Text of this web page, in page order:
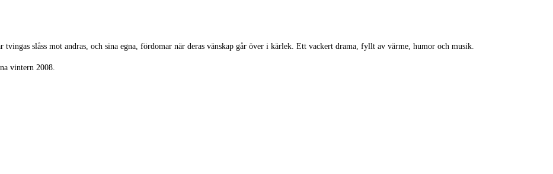
slåss mot andras, och sina egna, fördomar när deras vänskap går över i kärlek. Ett vackert drama, fyllt av värme, humor och musik.
vintern 2008.